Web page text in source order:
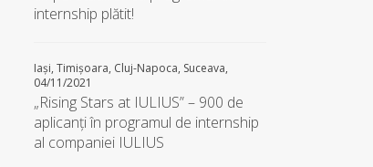
internship plătit!
Iași, Timișoara, Cluj-Napoca, Suceava,
04/11/2021
„Rising Stars at IULIUS” – 900 de
aplicanţi în programul de internship
al companiei IULIUS